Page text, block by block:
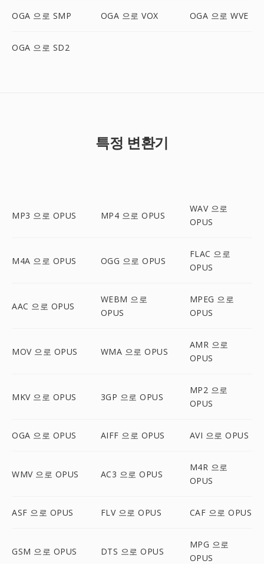
OGA 으로 SMP OGA 으로 VOX OGA 으로 WVE
OGA 으로 SD2
특정 변환기
MP3 으로 OPUS MP4 으로 OPUS
WAV 으로
OPUS
M4A 으로 OPUS OGG 으로 OPUS
FLAC 으로
OPUS
AAC 으로 OPUS
WEBM 으로
OPUS
MPEG 으로
OPUS
MOV 으로 OPUS WMA 으로 OPUS
AMR 으로
OPUS
MKV 으로 OPUS 3GP 으로 OPUS
MP2 으로
OPUS
OGA 으로 OPUS AIFF 으로 OPUS AVI 으로 OPUS
WMV 으로 OPUS AC3 으로 OPUS
M4R 으로
OPUS
ASF 으로 OPUS FLV 으로 OPUS CAF 으로 OPUS
GSM 으로 OPUS DTS 으로 OPUS
MPG 으로
OPUS